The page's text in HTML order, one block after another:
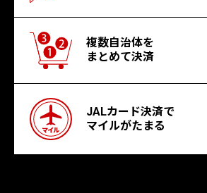
複数自治体を
まとめて決済
JALカード決済で
マイルがたまる